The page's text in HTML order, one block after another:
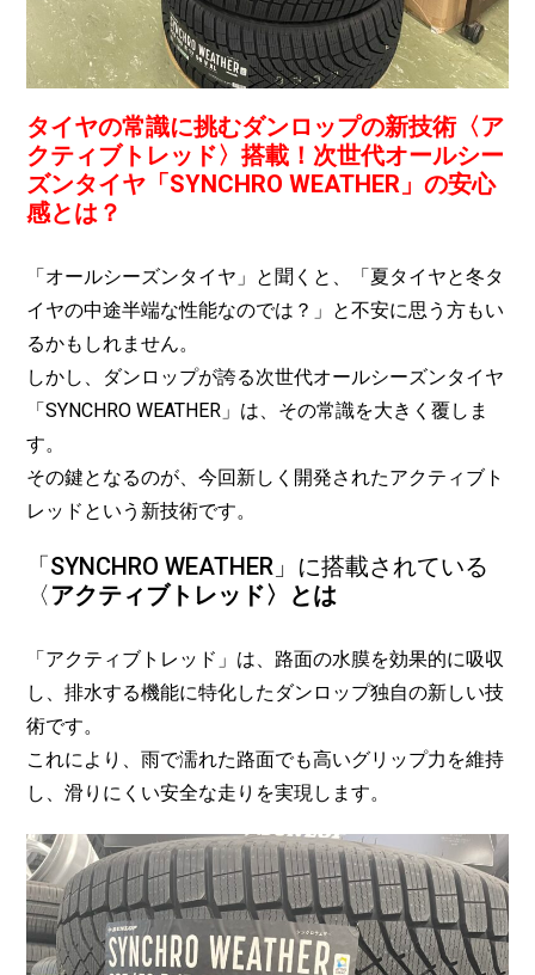
タイヤの常識に挑むダンロップの新技術〈ア
クティブトレッド〉搭載！次世代オールシー
ズンタイヤ「SYNCHRO WEATHER」の安心
感とは？
「オールシーズンタイヤ」と聞くと、「夏タイヤと冬タ
イヤの中途半端な性能なのでは？」と不安に思う方もい
るかもしれません。
しかし、ダンロップが誇る次世代オールシーズンタイヤ
「SYNCHRO WEATHER」は、その常識を大きく覆しま
す。
その鍵となるのが、今回新しく開発されたアクティブト
レッドという新技術です。
「SYNCHRO WEATHER」に搭載されている
〈アクティブトレッド〉とは
「アクティブトレッド」は、路面の水膜を効果的に吸収
し、排水する機能に特化したダンロップ独自の新しい技
術です。
これにより、雨で濡れた路面でも高いグリップ力を維持
し、滑りにくい安全な走りを実現します。